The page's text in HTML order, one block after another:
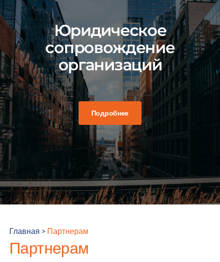
Юридическое
сопровождение
организаций
Подробнее
Главная > Партнерам
Партнерам